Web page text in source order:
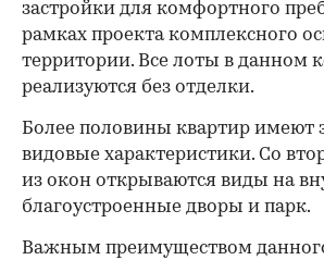
застройки для комфортного
рамках проекта комплексного
территории. Все лоты в данном
реализуются без отделки.
Более половины квартир имеют
видовые характеристики. Со
из окон открываются виды на
благоустроенные дворы и парк.
Важным преимуществом